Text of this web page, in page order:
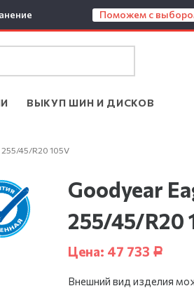
Поможем с
ВЫКУП ШИН И ДИСКОВ
255/45/R20 105V
Goodyear
255/45/R20
Цена: 47 733 Р
Внешний вид изделия